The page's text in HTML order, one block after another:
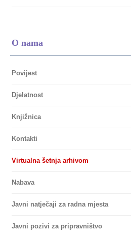
O nama
Povijest
Djelatnost
Knjižnica
Kontakti
Virtualna šetnja arhivom
Nabava
Javni natječaji za radna mjesta
Javni pozivi za pripravništvo